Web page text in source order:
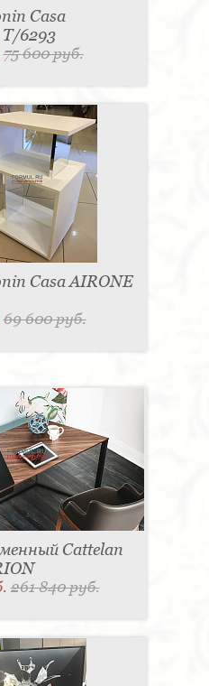
Casa
T/6293
75 600 руб.
Casa AIRONE
69 600 руб.
Cattelan
261 840 руб.